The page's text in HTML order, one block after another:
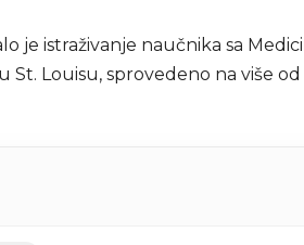
je istraživanje naučnika sa
Louisu, sprovedeno na više od